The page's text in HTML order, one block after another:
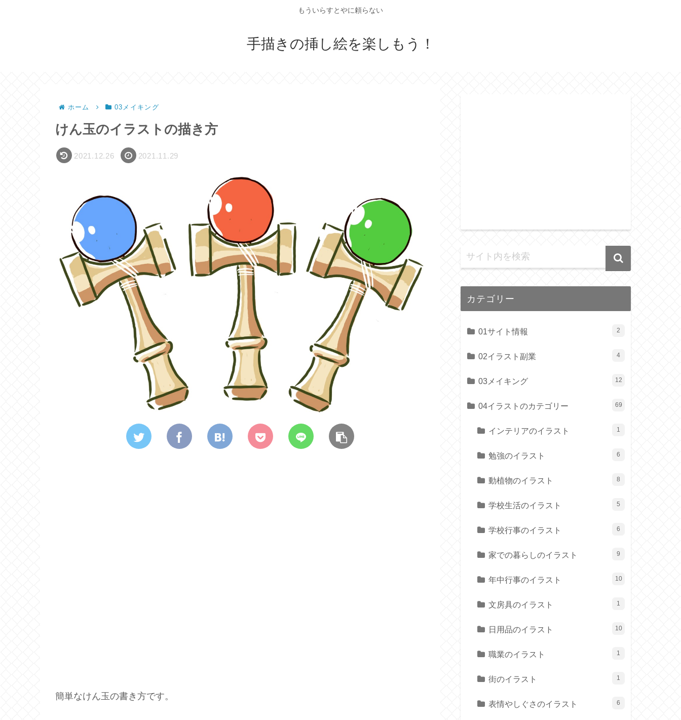
もういらすとやに頼らない
手描きの挿し絵を楽しもう！
ホーム 03メイキング
けん玉のイラストの描き方
2021.12.26 2021.11.29
簡単なけん玉の書き方です。
カテゴリー
01サイト情報 2
02イラスト副業 4
03メイキング 12
04イラストのカテゴリー 69
インテリアのイラスト 1
勉強のイラスト 6
動植物のイラスト 8
学校生活のイラスト 5
学校行事のイラスト 6
家での暮らしのイラスト 9
年中行事のイラスト 10
文房具のイラスト 1
日用品のイラスト 10
職業のイラスト 1
街のイラスト 1
表情やしぐさのイラスト 6